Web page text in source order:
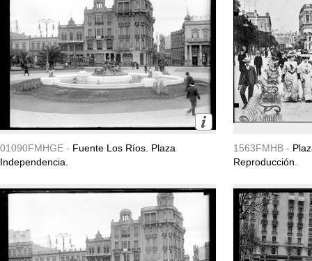
01090FMHGE - Fuente Los Ríos. Plaza
Independencia.
1563FMHB -
Reproducción.